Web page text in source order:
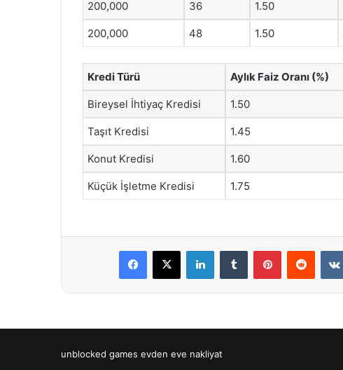
200,000 36 1.50
200,000 48 1.50
Kredi Türü Aylık Faiz Oranı (%)
Bireysel İhtiyaç Kredisi 1.50
Taşıt Kredisi 1.45
Konut Kredisi 1.60
Küçük İşletme Kredisi 1.75
Facebook
X LinkedInTumblr PinterestReddit
unblocked games evden eve nakliyat